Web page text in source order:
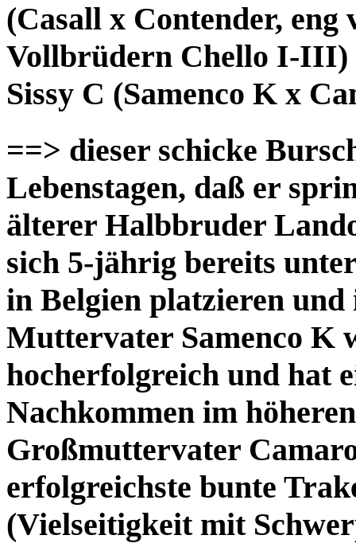
(Casall x Contender,
Vollbrüdern Chello I-III)
Sissy C (Samenco K x
==> dieser schicke
Lebenstagen, daß er
älterer Halbbruder
sich 5-jährig bereits
in Belgien platzieren
Muttervater Samenco K
hocherfolgreich und hat
Nachkommen im
Großmuttervater
erfolgreichste bunte
(Vielseitigkeit mit